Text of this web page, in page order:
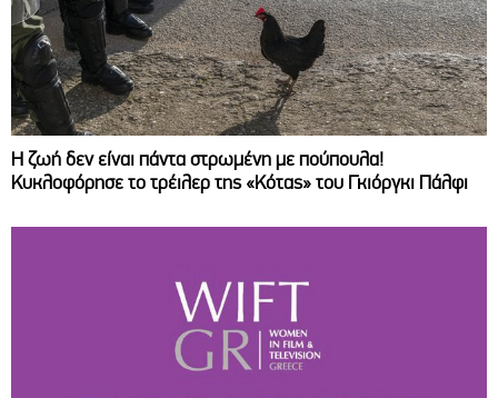
Η ζωή δεν είναι πάντα στρωμένη με πούπουλα!
Κυκλοφόρησε το τρέιλερ της «Κότας» του Γκιόργκι Πάλφι